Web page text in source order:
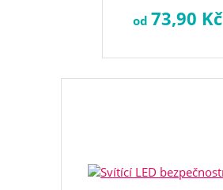
od 73,90 Kč